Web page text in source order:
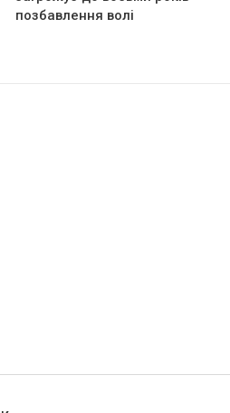
позбавлення волі